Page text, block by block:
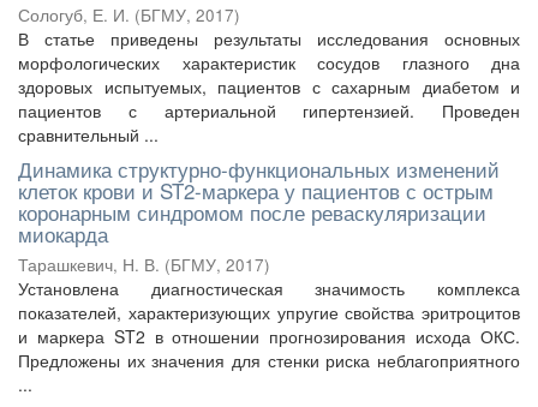
Сологуб, Е. И. (БГМУ, 2017)
В статье приведены результаты исследования основных
морфологических характеристик сосудов глазного дна
здоровых испытуемых, пациентов с сахарным диабетом и
пациентов с артериальной гипертензией. Проведен
сравнительный ...
Динамика структурно-функциональных изменений
клеток крови и ST2-маркера у пациентов с острым
коронарным синдромом после реваскуляризации
миокарда
Тарашкевич, Н. В. (БГМУ, 2017)
Установлена диагностическая значимость комплекса
показателей, характеризующих упругие свойства эритроцитов
и маркера ST2 в отношении прогнозирования исхода ОКС.
Предложены их значения для стенки риска неблагоприятного
...